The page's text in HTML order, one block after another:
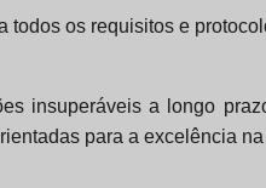
os requisitos e
insuperáveis a longo
para a excelência